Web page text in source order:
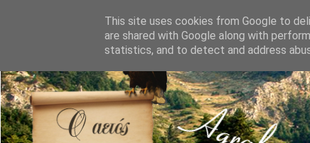
This site uses cookies from Google to
are shared with Google along with
statistics, and to detect and address